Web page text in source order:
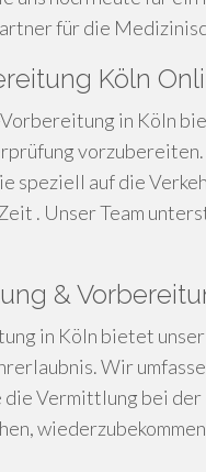
für die
Köln
in Köln
speziell auf die
. Unser Team
&
in Köln bietet
Wir
Vermittlung bei der